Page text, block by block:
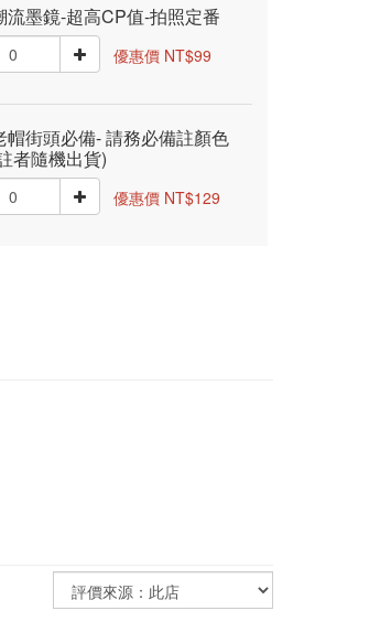
流墨鏡-超高CP值-拍照定番
優惠價 NT$99
帽街頭必備- 請務必備註顏色
者隨機出貨)
優惠價 NT$129